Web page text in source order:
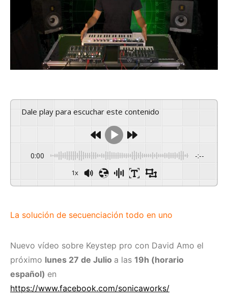
Dale play para escuchar este contenido
0:00 -:--
1x
La solución de secuenciación todo en uno
Nuevo vídeo sobre Keystep pro con David Amo el
próximo lunes 27 de Julio a las 19h (horario
español) en
https://www.facebook.com/sonicaworks/